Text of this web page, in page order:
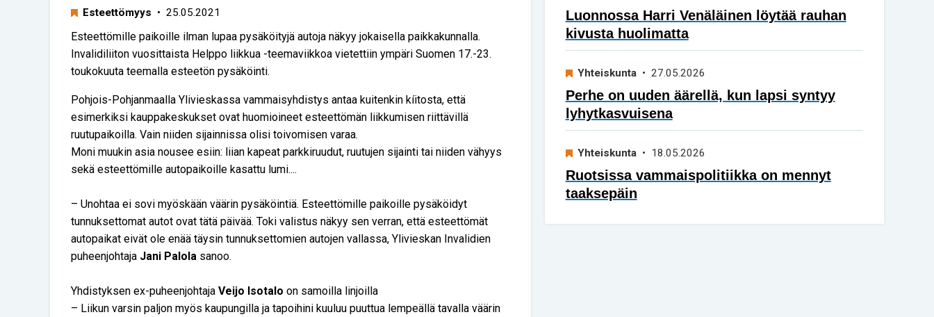
Esteettömyys • 25.05.2021
Esteettömille paikoille ilman lupaa pysäköityjä autoja näkyy jokaisella paikkakunnalla.
Invalidiliiton vuosittaista Helppo liikkua -teemaviikkoa vietettiin ympäri Suomen 17.-23.
toukokuuta teemalla esteetön pysäköinti.
Pohjois-Pohjanmaalla Ylivieskassa vammaisyhdistys antaa kuitenkin kíitosta, että
esimerkiksi kauppakeskukset ovat huomioineet esteettömän liikkumisen riittävillä
ruutupaikoilla. Vain niiden sijainnissa olisi toivomisen varaa.
Moni muukin asia nousee esiin: liian kapeat parkkiruudut, ruutujen sijainti tai niiden vähyys
sekä esteettömille autopaikoille kasattu lumi....
– Unohtaa ei sovi myöskään väärin pysäköintiä. Esteettömille paikoille pysäköidyt
tunnuksettomat autot ovat tätä päivää. Toki valistus näkyy sen verran, että esteettömät
autopaikat eivät ole enää täysin tunnuksettomien autojen vallassa, Ylivieskan Invalidien
puheenjohtaja Jani Palola sanoo.
Yhdistyksen ex-puheenjohtaja Veijo Isotalo on samoilla linjoilla
– Liikun varsin paljon myös kaupungilla ja tapoihini kuuluu puuttua lempeällä tavalla väärin
Luonnossa Harri Venäläinen löytää rauhan
kivusta huolimatta
Yhteiskunta• 27.05.2026
Perhe on uuden äärellä, kun lapsi syntyy
lyhytkasvuisena
Yhteiskunta• 18.05.2026
Ruotsissa vammaispolitiikka on mennyt
taaksepäin